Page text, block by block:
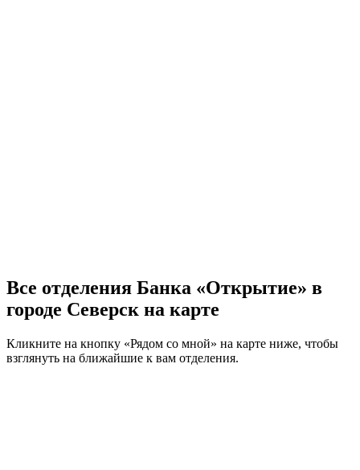
Все отделения Банка «Открытие» в
городе Северск на карте
Кликните на кнопку «Рядом со мной» на карте ниже, чтобы
взглянуть на ближайшие к вам отделения.